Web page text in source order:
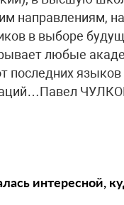
направлениям,
в выборе
любые
последних
интересной,